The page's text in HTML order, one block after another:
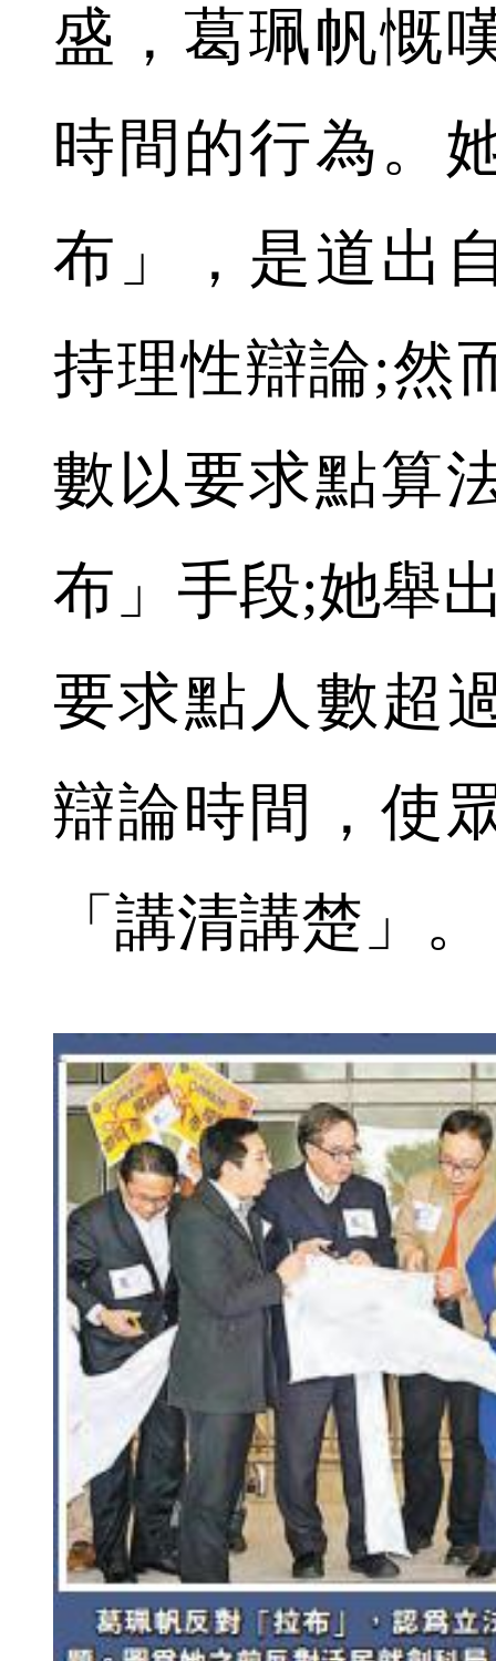
盛，葛珮帆慨
時間的行為。
布」，是道出
持理性辯論;然
數以要求點算
布」手段;她舉
要求點人數超
辯論時間，使
「講清講楚」。